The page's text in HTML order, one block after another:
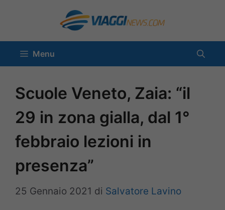
contenuto
Menu
Scuole Veneto, Zaia: “il
29 in zona gialla, dal 1°
febbraio lezioni in
presenza”
25 Gennaio 2021 di Salvatore Lavino